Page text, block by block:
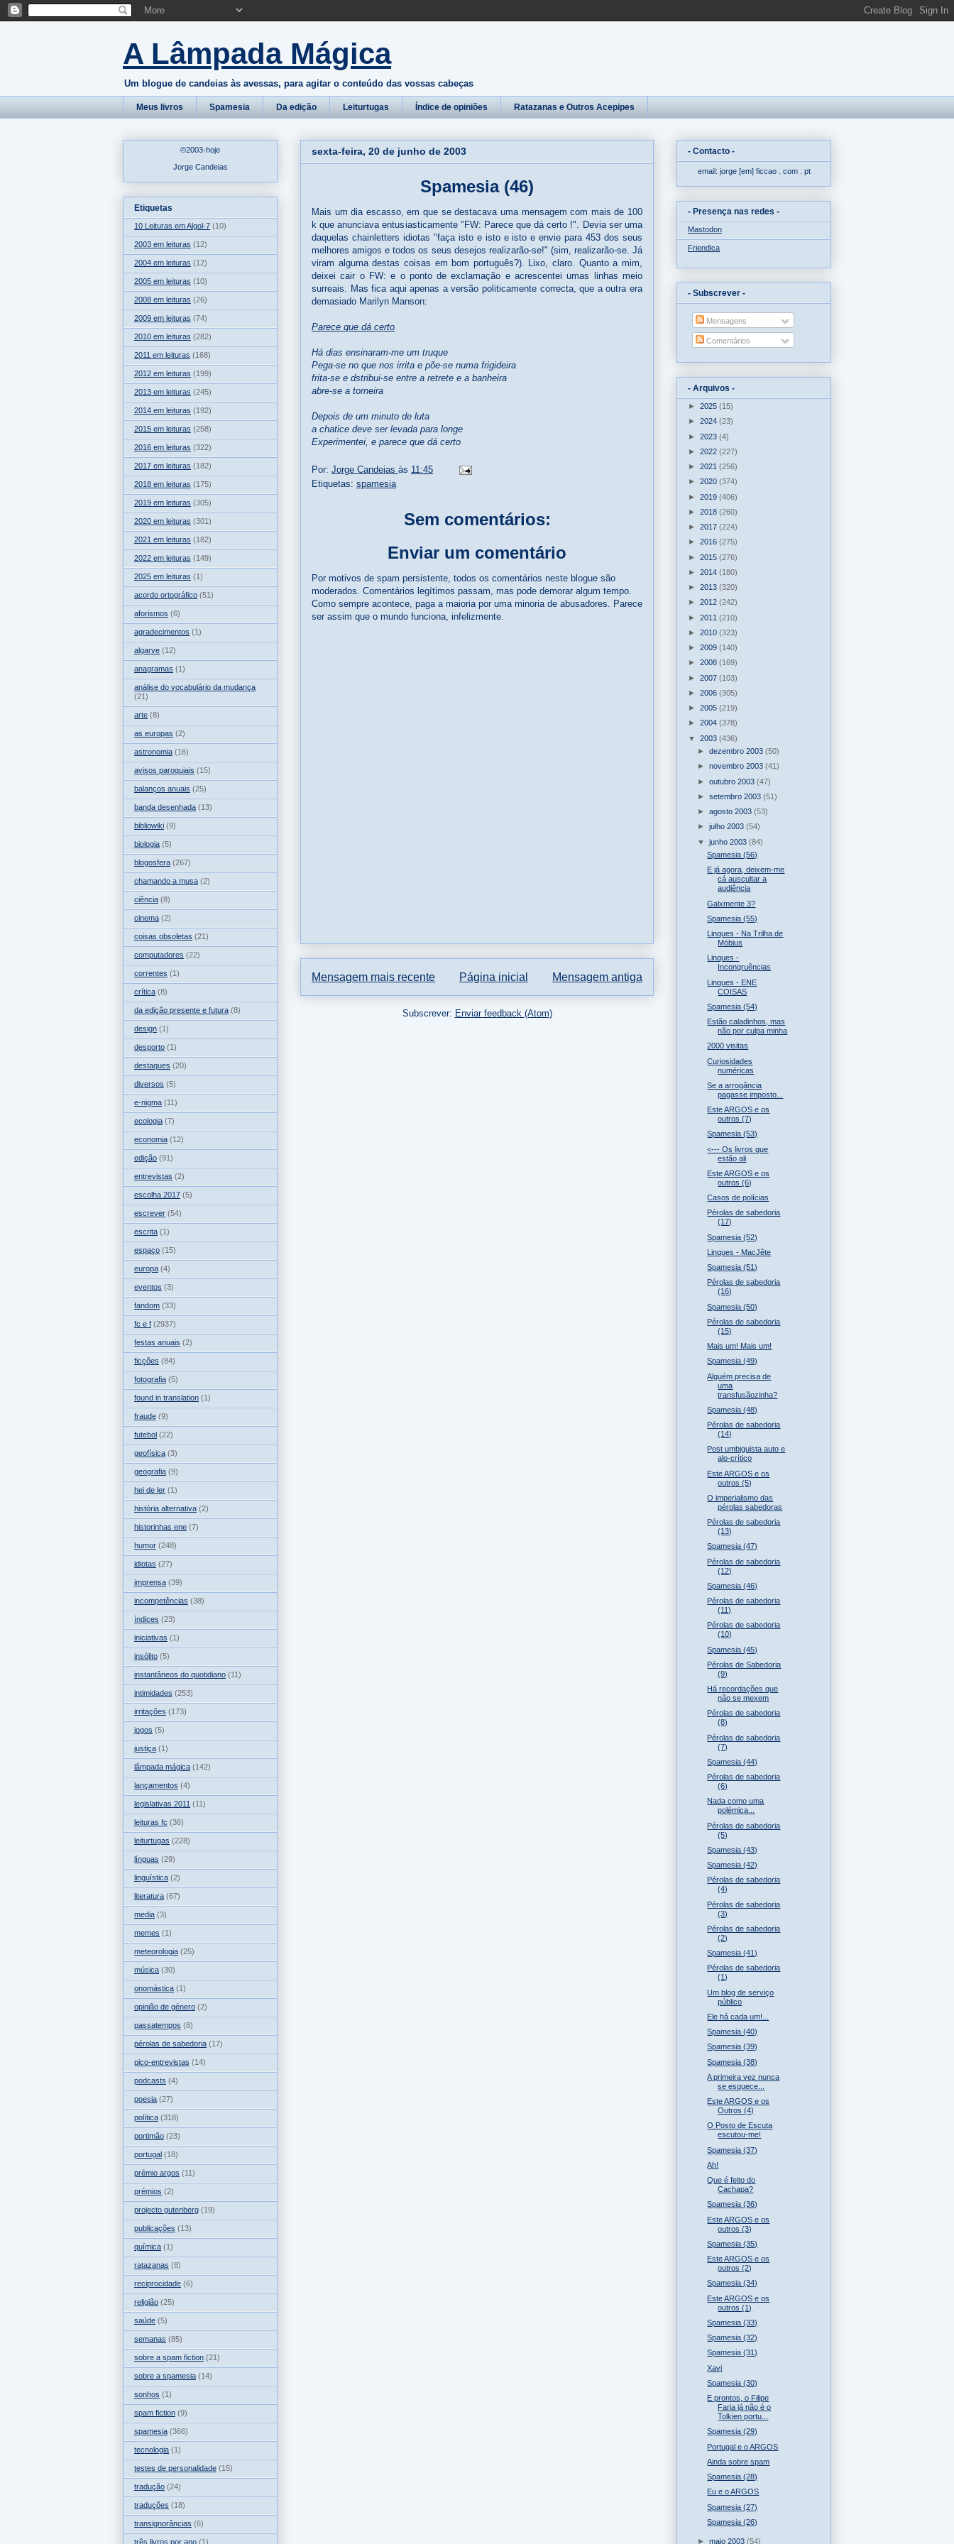
A Lâmpada Mágica
Um blogue de candeias às avessas, para agitar o conteúdo das vossas cabeças
Meus livros Spamesia Da edição Leiturtugas Índice de opiniões Ratazanas e Outros Acepipes
sexta-feira, 20 de junho de 2003
Spamesia (46)
Mais um dia escasso, em que se destacava uma mensagem com mais de 100
k que anunciava entusiasticamente "FW: Parece que dá certo !". Devia ser uma
daquelas chainletters idiotas "faça isto e isto e isto e envie para 453 dos seus
melhores amigos e todos os seus desejos realizarão-se!" (sim, realizarão-se. Já
viram alguma destas coisas em bom português?). Lixo, claro. Quanto a mim,
deixei cair o FW: e o ponto de exclamação e acrescentei umas linhas meio
surreais. Mas fica aqui apenas a versão politicamente correcta, que a outra era
demasiado Marilyn Manson:
Parece que dá certo
Há dias ensinaram-me um truque
Pega-se no que nos irrita e põe-se numa frigideira
frita-se e dstribui-se entre a retrete e a banheira
abre-se a torneira
Depois de um minuto de luta
a chatice deve ser levada para longe
Experimentei, e parece que dá certo
Por: Jorge Candeias às 11:45
Etiquetas: spamesia
Sem comentários:
Enviar um comentário
Por motivos de spam persistente, todos os comentários neste blogue são
moderados. Comentários legítimos passam, mas pode demorar algum tempo.
Como sempre acontece, paga a maioria por uma minoria de abusadores. Parece
ser assim que o mundo funciona, infelizmente.
Mensagem mais recente Mensagem antiga
Página inicial
Subscrever: Enviar feedback (Atom)
©2003-hoje
Jorge Candeias
Etiquetas
10 Leituras em Algol-7 (10)
2003 em leituras (12)
2004 em leituras (12)
2005 em leituras (10)
2008 em leituras (26)
2009 em leituras (74)
2010 em leituras (282)
2011 em leituras (168)
2012 em leituras (199)
2013 em leituras (245)
2014 em leituras (192)
2015 em leituras (258)
2016 em leituras (322)
2017 em leituras (182)
2018 em leituras (175)
2019 em leituras (305)
2020 em leituras (301)
2021 em leituras (182)
2022 em leituras (149)
2025 em leituras (1)
acordo ortográfico (51)
aforismos (6)
agradecimentos (1)
algarve (12)
anagramas (1)
análise do vocabulário da mudança
(21)
arte (8)
as europas (2)
astronomia (16)
avisos paroquiais (15)
balanços anuais (25)
banda desenhada (13)
bibliowiki (9)
biologia (5)
blogosfera (267)
chamando a musa (2)
ciência (8)
cinema (2)
coisas obsoletas (21)
computadores (22)
correntes (1)
crítica (8)
da edição presente e futura (8)
design (1)
desporto (1)
destaques (20)
diversos (5)
e-nigma (11)
ecologia (7)
economia (12)
edição (91)
entrevistas (2)
escolha 2017 (5)
escrever (54)
escrita (1)
espaço (15)
europa (4)
eventos (3)
fandom (33)
fc e f (2937)
festas anuais (2)
ficções (84)
fotografia (5)
found in translation (1)
fraude (9)
futebol (22)
geofísica (3)
geografia (9)
hei de ler (1)
história alternativa (2)
historinhas ene (7)
humor (248)
idiotas (27)
imprensa (39)
incompetências (38)
índices (23)
iniciativas (1)
insólito (5)
instantâneos do quotidiano (11)
intimidades (253)
irritações (173)
jogos (5)
justiça (1)
lâmpada mágica (142)
lançamentos (4)
legislativas 2011 (11)
leituras fc (36)
leiturtugas (228)
línguas (29)
linguística (2)
literatura (67)
media (3)
memes (1)
meteorologia (25)
música (30)
onomástica (1)
opinião de género (2)
passatempos (8)
pérolas de sabedoria (17)
pico-entrevistas (14)
podcasts (4)
poesia (27)
política (318)
portimão (23)
portugal (18)
prémio argos (11)
prémios (2)
projecto gutenberg (19)
publicações (13)
química (1)
ratazanas (8)
reciprocidade (6)
religião (25)
saúde (5)
semanas (85)
sobre a spam fiction (21)
sobre a spamesia (14)
sonhos (1)
spam fiction (9)
spamesia (366)
tecnologia (1)
testes de personalidade (15)
tradução (24)
traduções (18)
transignorâncias (6)
três livros por ano (1)
- Contacto -
email: jorge [em]ficcao . com . pt
- Presença nas redes -
Mastodon
Friendica
- Subscrever -
Mensagens
Comentários
- Arquivos -
► 2025 (15)
► 2024 (23)
► 2023 (4)
► 2022 (227)
► 2021 (256)
► 2020 (374)
► 2019 (406)
► 2018 (260)
► 2017 (224)
► 2016 (275)
► 2015 (276)
► 2014 (180)
► 2013 (320)
► 2012 (242)
► 2011 (210)
► 2010 (323)
► 2009 (140)
► 2008 (169)
► 2007 (103)
► 2006 (305)
► 2005 (219)
► 2004 (378)
▼ 2003 (436)
►dezembro 2003(50)
►novembro 2003(41)
►outubro 2003(47)
►setembro 2003(51)
►agosto 2003(53)
►julho 2003(54)
▼junho 2003(84)
Spamesia (56)
E já agora, deixem-me
cá auscultar a
audiência
Galxmente 3?
Spamesia (55)
Linques - Na Trilha de
Möbius
Linques -
Incongruências
Linques - ENE
COISAS
Spamesia (54)
Estão caladinhos, mas
não por culpa minha
2000 visitas
Curiosidades
numéricas
Se a arrogância
pagasse imposto...
Este ARGOS e os
outros (7)
Spamesia (53)
<--- Os livros que
estão ali
Este ARGOS e os
outros (6)
Casos de polícias
Pérolas de sabedoria
(17)
Spamesia (52)
Linques - MacJête
Spamesia (51)
Pérolas de sabedoria
(16)
Spamesia (50)
Pérolas de sabedoria
(15)
Mais um! Mais um!
Spamesia (49)
Alguém precisa de
uma
transfusãozinha?
Spamesia (48)
Pérolas de sabedoria
(14)
Post umbiguista auto e
alo-crítico
Este ARGOS e os
outros (5)
O imperialismo das
pérolas sabedoras
Pérolas de sabedoria
(13)
Spamesia (47)
Pérolas de sabedoria
(12)
Spamesia (46)
Pérolas de sabedoria
(11)
Pérolas de sabedoria
(10)
Spamesia (45)
Pérolas de Sabedoria
(9)
Há recordações que
não se mexem
Pérolas de sabedoria
(8)
Pérolas de sabedoria
(7)
Spamesia (44)
Pérolas de sabedoria
(6)
Nada como uma
polémica...
Pérolas de sabedoria
(5)
Spamesia (43)
Spamesia (42)
Pérolas de sabedoria
(4)
Pérolas de sabedoria
(3)
Pérolas de sabedoria
(2)
Spamesia (41)
Pérolas de sabedoria
(1)
Um blog de serviço
público
Ele há cada um!...
Spamesia (40)
Spamesia (39)
Spamesia (38)
A primeira vez nunca
se esquece...
Este ARGOS e os
Outros (4)
O Posto de Escuta
escutou-me!
Spamesia (37)
Ah!
Que é feito do
Cachapa?
Spamesia (36)
Este ARGOS e os
outros (3)
Spamesia (35)
Este ARGOS e os
outros (2)
Spamesia (34)
Este ARGOS e os
outros (1)
Spamesia (33)
Spamesia (32)
Spamesia (31)
Xavi
Spamesia (30)
E prontos, o Filipe
Faria já não é o
Tolkien portu...
Spamesia (29)
Portugal e o ARGOS
Ainda sobre spam
Spamesia (28)
Eu e o ARGOS
Spamesia (27)
Spamesia (26)
►maio 2003(54)